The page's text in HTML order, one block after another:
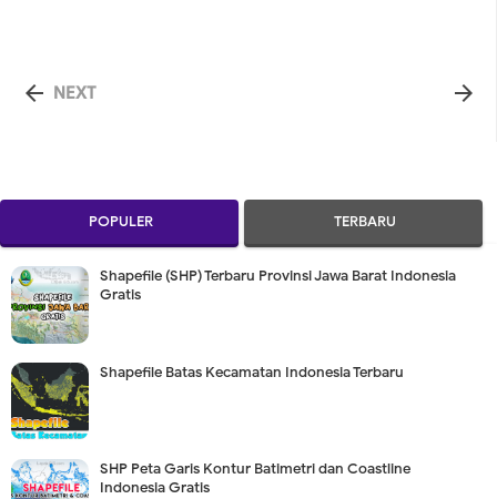
 NEXT 
POPULER TERBARU
Shapefile (SHP) Terbaru Provinsi Jawa Barat Indonesia
Gratis
Shapefile Batas Kecamatan Indonesia Terbaru
SHP Peta Garis Kontur Batimetri dan Coastline
Indonesia Gratis